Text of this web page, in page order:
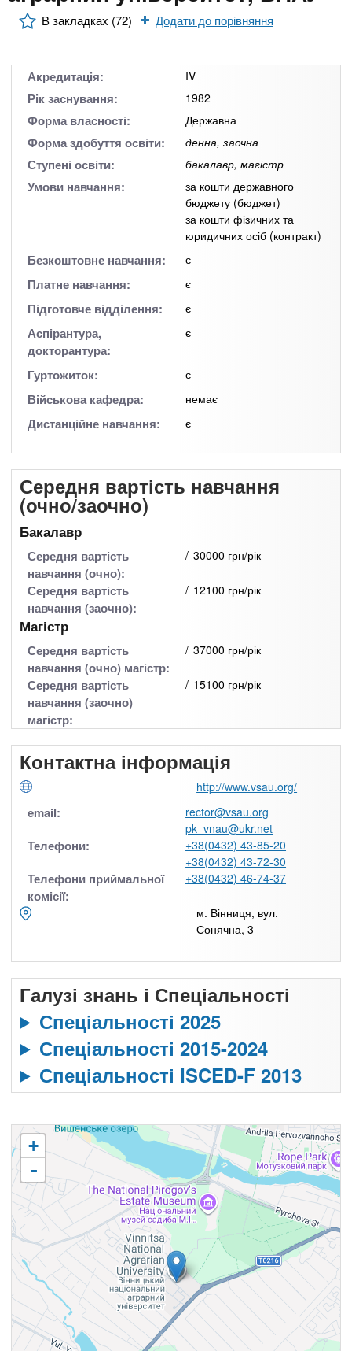
n
t
s
o
За кордоном
В закладках (72) Додати до порівняння
Акредитація: IV
Рік заснування: 1982
Форма власності: Державна
Форма здобуття освіти: денна, заочна
Ступені освіти: бакалавр, магістр
Умови навчання:
за кошти державного
бюджету (бюджет)
за кошти фізичних та
юридичних осіб (контракт)
Безкоштовне навчання: є
Платне навчання: є
Підготовче відділення: є
Аспірантура,
докторантура:
є
Гуртожиток: є
Військова кафедра: немає
Дистанційне навчання: є
Середня вартість навчання
(очно/заочно)
Бакалавр
Середня вартість
навчання (очно):
30000 грн/рік
Середня вартість
навчання (заочно):
12100 грн/рік
Магістр
Середня вартість
навчання (очно) магістр:
37000 грн/рік
Середня вартість
навчання (заочно)
магістр:
15100 грн/рік
Контактна інформація
http://www.vsau.org/
email:
rector@vsau.org
pk_vnau@ukr.net
Телефони:
+38(0432) 43-85-20
+38(0432) 43-72-30
Телефони приймальної
комісії:
+38(0432) 46-74-37
м. Вінниця, вул.
Сонячна, 3
Галузі знань і Спеціальності
Спеціальності 2025
Спеціальності 2015-2024
Спеціальності ISCED-F 2013
+
-